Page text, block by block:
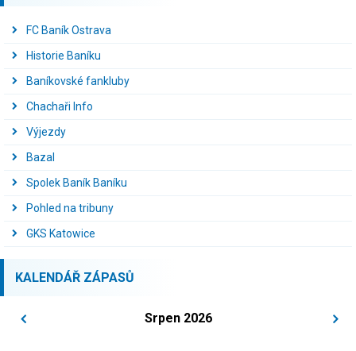
FC Baník Ostrava
Historie Baníku
Baníkovské fankluby
Chachaři Info
Výjezdy
Bazal
Spolek Baník Baníku
Pohled na tribuny
GKS Katowice
KALENDÁŘ ZÁPASŮ
Srpen 2026